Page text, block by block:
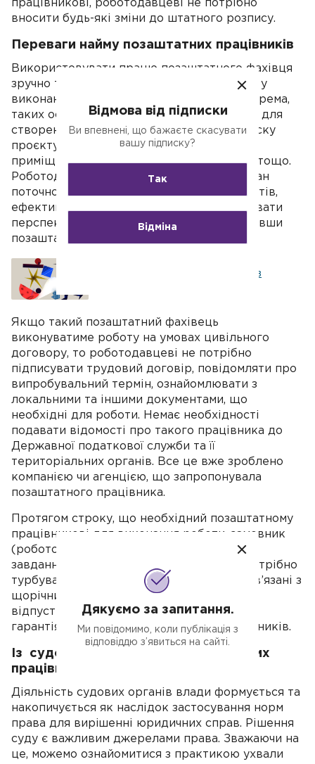
працівникові, роботодавцеві не потрібно
вносити будь-які зміни до штатного розпису.
Переваги найму позаштатних працівників
Використовувати працю позаштатного фахівця
зручно та ефективно, коли є необхідність у
виконанні роботи, що не є постійною. Зокрема,
таких осіб роботодавець може знаходити для
створення презентації, написання чи запуску
проєкту, виконання клінінгових робіт
приміщення після косметичного ремонту тощо.
Роботодавець має можливість оцінити стан
поточної роботи, провести аудит документів,
ефективність виробництва чи проаналізувати
перспективи майбутньої програми, залучивши
позаштатного спеціаліста.
Роботодавець може відмовити в
Якщо такий позаштатний фахівець
виконуватиме роботу на умовах цивільного
договору, то роботодавцеві не потрібно
підписувати трудовий договір, повідомляти про
випробувальний термін, ознайомлювати з
локальними та іншими документами, що
необхідні для роботи. Немає необхідності
подавати відомості про такого працівника до
Державної податкової служби та її
територіальних органів. Все це вже зроблено
компанією чи агенцією, що запропонувала
позаштатного працівника.
Протягом строку, що необхідний позаштатному
працівникові для виконання роботи, замовник
(роботодавець) оплачує лише виконання
завдання, що визначено договором. Не потрібно
турбуватися про надання гарантій що пов’язані з
щорічними основними чи додатковими
відпустками, пільгами та додатковими
гарантіями для окремих категорій працівників.
Із судової практики про позаштатних
працівників
Діяльність судових органів влади формується та
накопичується як наслідок застосування норм
права для вирiшенні юридичних справ. Рішення
суду є важливим джерелами права. Зважаючи на
це, можемо ознайомитися з практикою ухвали
Дякуємо за запитання.
Ми повідомимо, коли публікація з
відповіддю з’явиться на сайті.
Відмова від підписки
Ви впевнені, що бажаєте скасувати
вашу підписку?
Так
Відміна